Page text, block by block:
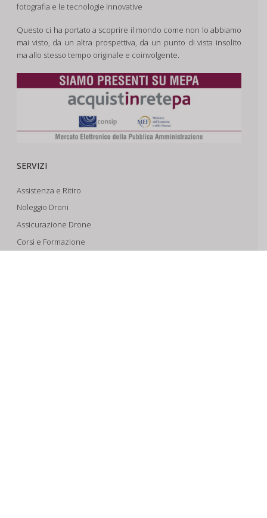
fotografia e le tecnologie innovative
Questo ci ha portato a scoprire il mondo come non lo abbiamo
mai visto, da un altra prospettiva, da un punto di vista insolito
ma allo stesso tempo originale e coinvolgente.
SERVIZI
Assistenza e Ritiro
Noleggio Droni
Assicurazione Drone
Corsi e Formazione